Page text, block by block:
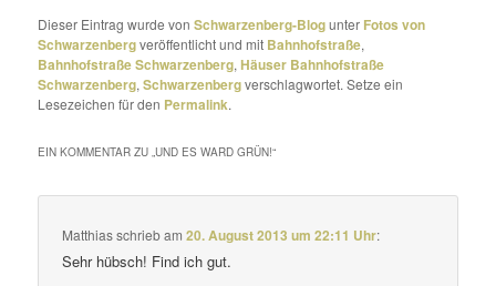
Dieser Eintrag wurde vonSchwarzenberg-Blogunter Fotos von
Schwarzenbergveröffentlicht und mit Bahnhofstraße,
Bahnhofstraße Schwarzenberg,Häuser Bahnhofstraße
Schwarzenberg,Schwarzenbergverschlagwortet. Setze ein
Lesezeichen für den Permalink.
EIN KOMMENTAR ZU „UND ES WARD GRÜN!“
Matthiasschriebam20. August 2013 um 22:11 Uhr:
Sehr hübsch! Find ich gut.